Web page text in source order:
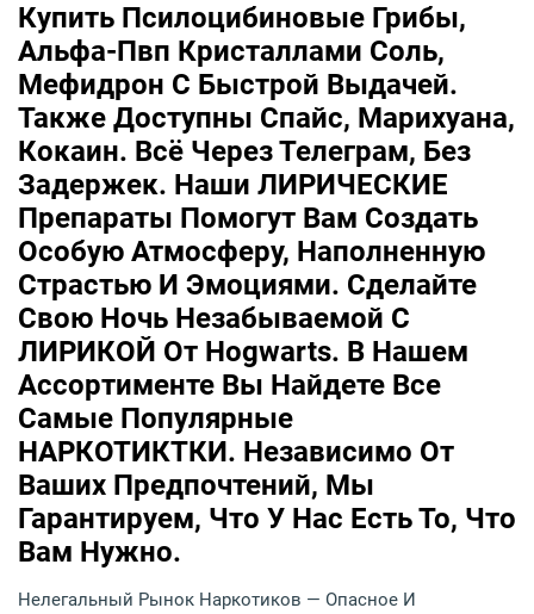
Купить Псилоцибиновые Грибы,
Альфа-Пвп Кристаллами Соль,
Мефидрон С Быстрой Выдачей.
Также Доступны Спайс, Марихуана,
Кокаин. Всё Через Телеграм, Без
Задержек. Наши ЛИРИЧЕСКИЕ
Препараты Помогут Вам Создать
Особую Атмосферу, Наполненную
Страстью И Эмоциями. Сделайте
Свою Ночь Незабываемой С
ЛИРИКОЙ От Hogwarts. В Нашем
Ассортименте Вы Найдете Все
Самые Популярные
НАРКОТИКТКИ. Независимо От
Ваших Предпочтений, Мы
Гарантируем, Что У Нас Есть То, Что
Вам Нужно.
Нелегальный Рынок Наркотиков — Опасное И